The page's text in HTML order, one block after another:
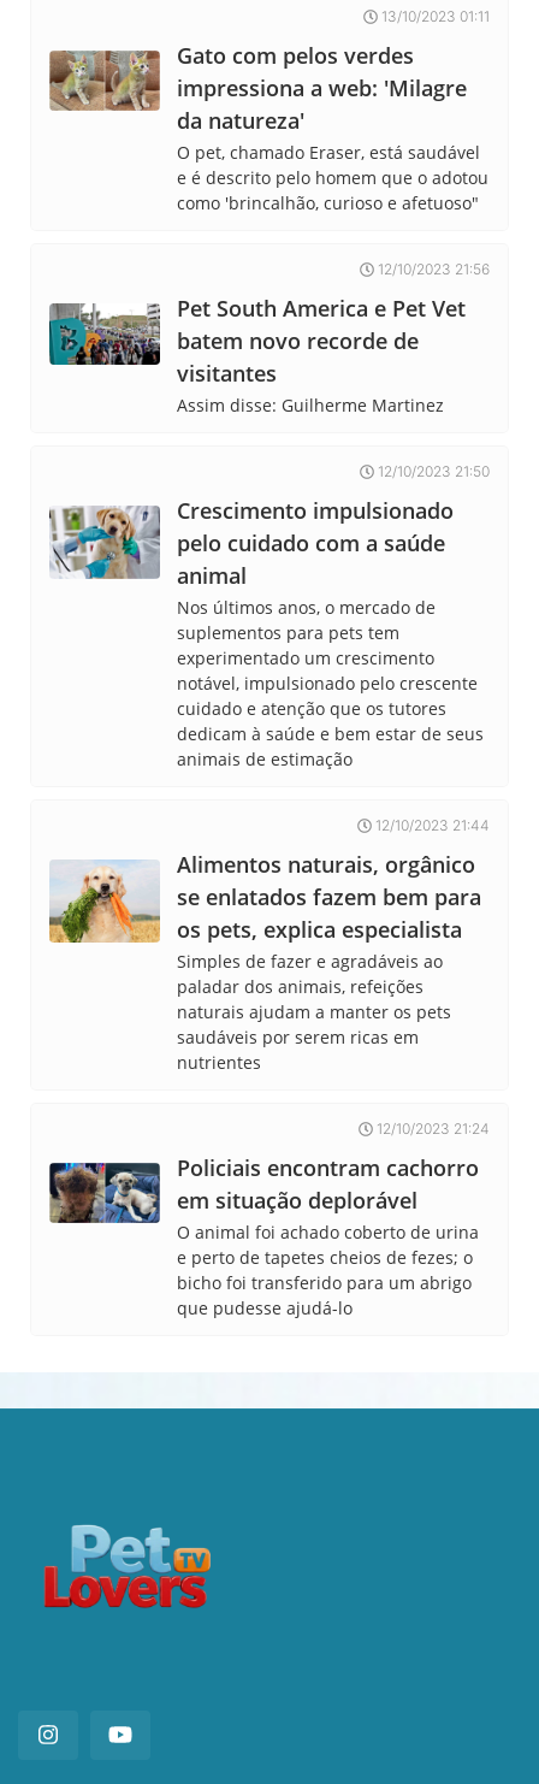
13/10/2023 01:11
Gato com pelos verdes
impressiona a web: 'Milagre
da natureza'
O pet, chamado Eraser, está saudável
e é descrito pelo homem que o adotou
como 'brincalhão, curioso e afetuoso"
12/10/2023 21:56
Pet South America e Pet Vet
batem novo recorde de
visitantes
Assim disse: Guilherme Martinez
12/10/2023 21:50
Crescimento impulsionado
pelo cuidado com a saúde
animal
Nos últimos anos, o mercado de
suplementos para pets tem
experimentado um crescimento
notável, impulsionado pelo crescente
cuidado e atenção que os tutores
dedicam à saúde e bem estar de seus
animais de estimação
12/10/2023 21:44
Alimentos naturais, orgânico
se enlatados fazem bem para
os pets, explica especialista
Simples de fazer e agradáveis ao
paladar dos animais, refeições
naturais ajudam a manter os pets
saudáveis por serem ricas em
nutrientes
12/10/2023 21:24
Policiais encontram cachorro
em situação deplorável
O animal foi achado coberto de urina
e perto de tapetes cheios de fezes; o
bicho foi transferido para um abrigo
que pudesse ajudá-lo